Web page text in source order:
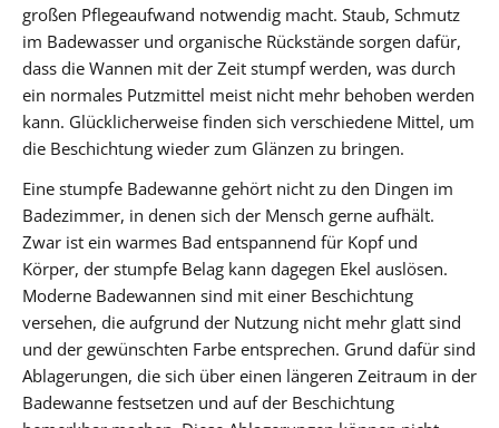
großen Pflegeaufwand notwendig macht. Staub, Schmutz
im Badewasser und organische Rückstände sorgen dafür,
dass die Wannen mit der Zeit stumpf werden, was durch
ein normales Putzmittel meist nicht mehr behoben werden
kann. Glücklicherweise finden sich verschiedene Mittel, um
die Beschichtung wieder zum Glänzen zu bringen.
Eine stumpfe Badewanne gehört nicht zu den Dingen im
Badezimmer, in denen sich der Mensch gerne aufhält.
Zwar ist ein warmes Bad entspannend für Kopf und
Körper, der stumpfe Belag kann dagegen Ekel auslösen.
Moderne Badewannen sind mit einer Beschichtung
versehen, die aufgrund der Nutzung nicht mehr glatt sind
und der gewünschten Farbe entsprechen. Grund dafür sind
Ablagerungen, die sich über einen längeren Zeitraum in der
Badewanne festsetzen und auf der Beschichtung